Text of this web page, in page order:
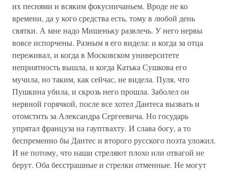
их песнями и всяким фокусничаньем. Вроде не ко
времени, да у кого средства есть, тому в любой день
святки. А мне надо Мишеньку развлечь. У него нервы
вовсе испорчены. Разным я его видела: и когда за отца
переживал, и когда в Московском университете
неприятность вышла, и когда Катька Сушкова его
мучила, но таким, как сейчас, не видела. Пуля, что
Пушкина убила, и скрозь него прошла. Заболел он
нервной горячкой, после все хотел Дантеса вызвать и
отомстить за Александра Сергеевича. Но государь
упрятал француза на гауптвахту. И слава богу, а то
беспременно бы Дантес и второго русского поэта уложил.
И не потому, что наши стреляют плохо или отвагой не
берут. Оба бесстрашные и стрелки отменные. Не могут